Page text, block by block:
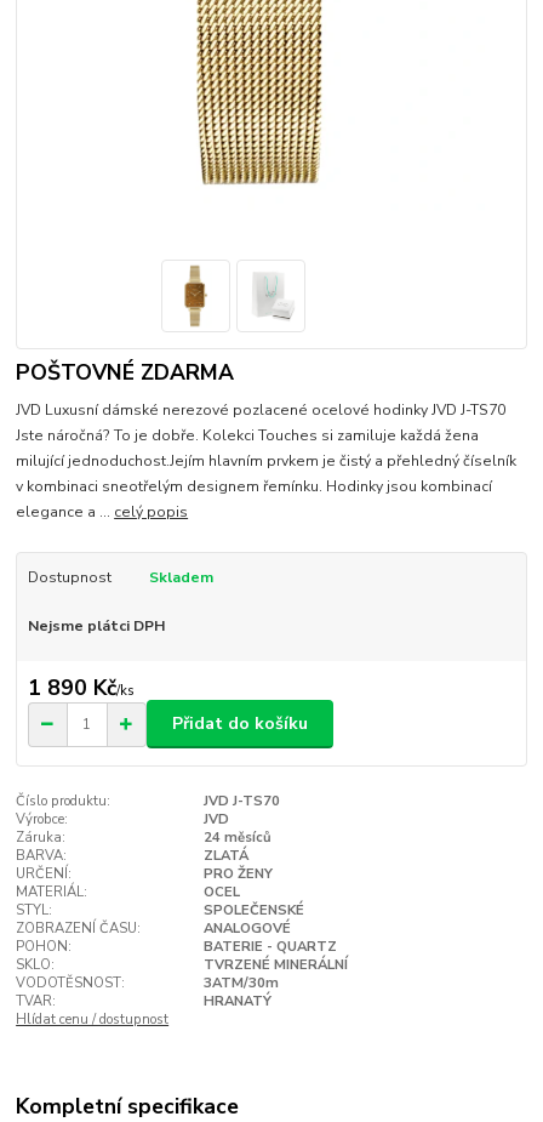
POŠTOVNÉ ZDARMA
JVD Luxusní dámské nerezové pozlacené ocelové hodinky JVD J-TS70
Jste náročná? To je dobře. Kolekci Touches si zamiluje každá žena
milující jednoduchost.Jejím hlavním prvkem je čistý a přehledný číselník
v kombinaci sneotřelým designem řemínku. Hodinky jsou kombinací
elegance a ... celý popis
Dostupnost Skladem
Nejsme plátci DPH
1 890 Kč/ks
Přidat do košíku
Číslo produktu:
JVD J-TS70
Výrobce:
JVD
Záruka:
24 měsíců
BARVA:
ZLATÁ
URČENÍ:
PRO ŽENY
MATERIÁL:
OCEL
STYL:
SPOLEČENSKÉ
ZOBRAZENÍ ČASU:
ANALOGOVÉ
POHON:
BATERIE - QUARTZ
SKLO:
TVRZENÉ MINERÁLNÍ
VODOTĚSNOST:
3ATM/30m
TVAR:
HRANATÝ
Hlídat cenu / dostupnost
Kompletní specifikace